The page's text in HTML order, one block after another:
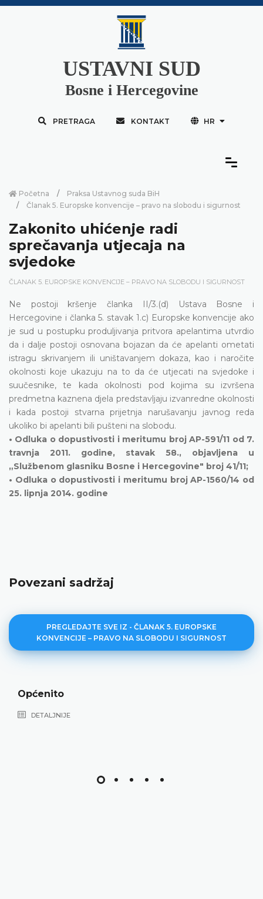
USTAVNI SUD
Bosne i Hercegovine
PRETRAGA KONTAKT HR
Početna
Praksa Ustavnog suda BiH
Članak 5. Europske konvencije – pravo na slobodu i sigurnost
Zakonito uhićenje radi
sprečavanja utjecaja na
svjedoke
ČLANAK 5. EUROPSKE KONVENCIJE – PRAVO NA SLOBODU I SIGURNOST
Ne postoji kršenje članka II/3.(d) Ustava Bosne i
Hercegovine i članka 5. stavak 1.c) Europske konvencije ako
je sud u postupku produljivanja pritvora apelantima utvrdio
da i dalje postoji osnovana bojazan da će apelanti ometati
istragu skrivanjem ili uništavanjem dokaza, kao i naročite
okolnosti koje ukazuju na to da će utjecati na svjedoke i
suučesnike, te kada okolnosti pod kojima su izvršena
predmetna kaznena djela predstavljaju izvanredne okolnosti
i kada postoji stvarna prijetnja narušavanju javnog reda
ukoliko bi apelanti bili pušteni na slobodu.
• Odluka o dopustivosti i meritumu broj AP-591/11 od 7.
travnja 2011. godine, stavak 58., objavljena u
„Službenom glasniku Bosne i Hercegovine" broj 41/11;
• Odluka o dopustivosti i meritumu broj AP-1560/14 od
25. lipnja 2014. godine
Povezani sadržaj
PREGLEDAJTE SVE IZ - ČLANAK 5. EUROPSKE
KONVENCIJE – PRAVO NA SLOBODU I SIGURNOST
Općenito
DETALJNIJE